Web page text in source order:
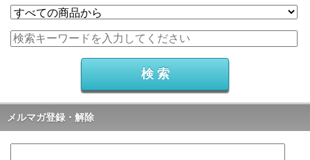
メルマガ登録・解除